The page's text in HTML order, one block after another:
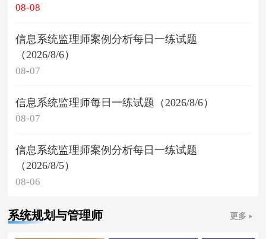
08-08
信息系统监理师案例分析每日一练试题
（2026/8/6）
08-07
信息系统监理师每日一练试题（2026/8/6）
08-07
信息系统监理师案例分析每日一练试题
（2026/8/5）
08-06
系统规划与管理师 更多